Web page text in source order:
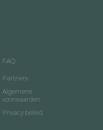
FAQ
Partners
Algemene
voorwaarden
Privacy beleid